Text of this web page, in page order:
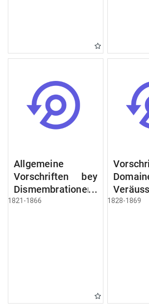
Allgemeine
Vorschriften bey
Dismembrationen
Domainen-
1821-1866
und
1828-1869